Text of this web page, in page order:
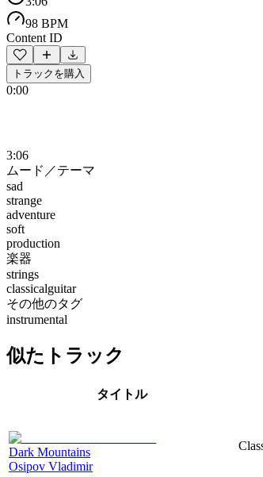
98 BPM
Content ID
トラックを購入
0:00
3:06
ムード／テーマ
sad
strange
adventure
soft
production
楽器
strings
classicalguitar
その他のタグ
instrumental
似たトラック
タイトル
Dark Mountains
Osipov Vladimir